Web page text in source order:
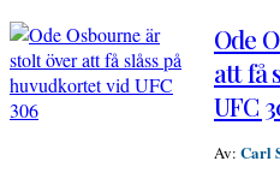
Ode
att få
UFC
Av: Carl